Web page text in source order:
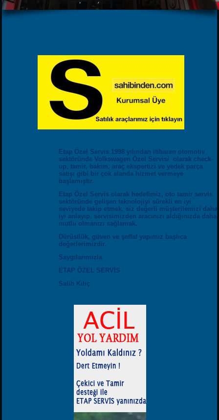
Etap Özel Servis 1998 yılından itibaren otomotiv
sektöründe Volkswagen Özel Servisi olarak check-
up, tamir, bakım, araç ekspertizi ve yedek parça
satışı gibi bir çok alanda hizmet vermeye
başlamıştır.
Etap Özel Servis olarak hedefimiz, oto tamir servis
sektöründe gelişen teknolojiyi sürekli en iyi
seviyede takip etmek, siz değerli müşterilemizi daha
iyi anlayıp, servisimizden aracınızı aldığınızda daha
mutlu olmanızı sağlamak.
Dürüstlük, güven ve şeffaf yapımız başlıca
değerlerimizdir.
Saygılarımızla
ETAP ÖZEL SERVİS
Salih Kılıç